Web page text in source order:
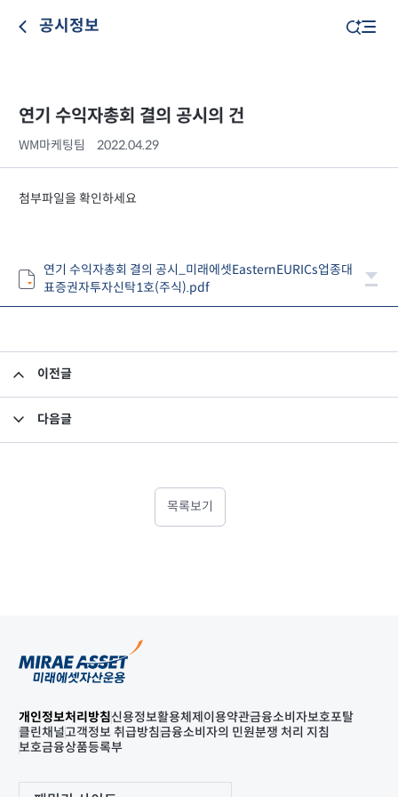
공시정보
연기 수익자총회 결의 공시의 건
WM마케팅팀 2022.04.29
첨부파일을 확인하세요
연기 수익자총회 결의 공시_미래에셋EasternEURICs업종대
표증권자투자신탁1호(주식).pdf
이전글
다음글
목록보기
개인정보처리방침신용정보활용체제 이용약관금융소비자보호포탈
클린채널고객정보 취급방침금융소비자의 민원분쟁 처리 지침
보호금융상품등록부